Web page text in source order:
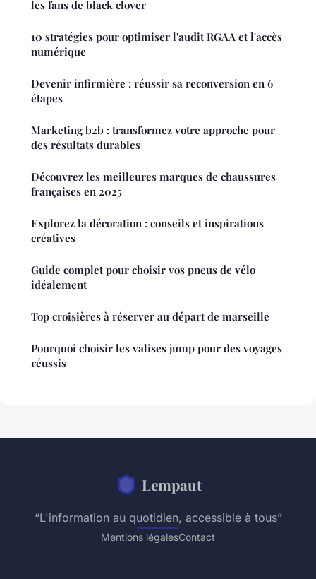
les fans de black clover
10 stratégies pour optimiser l'audit RGAA et l'accès
numérique
Devenir infirmière : réussir sa reconversion en 6
étapes
Marketing b2b : transformez votre approche pour
des résultats durables
Découvrez les meilleures marques de chaussures
françaises en 2025
Explorez la décoration : conseils et inspirations
créatives
Guide complet pour choisir vos pneus de vélo
idéalement
Top croisières à réserver au départ de marseille
Pourquoi choisir les valises jump pour des voyages
réussis
Lempaut
“L'information au quotidien, accessible à tous”
Mentions légalesContact